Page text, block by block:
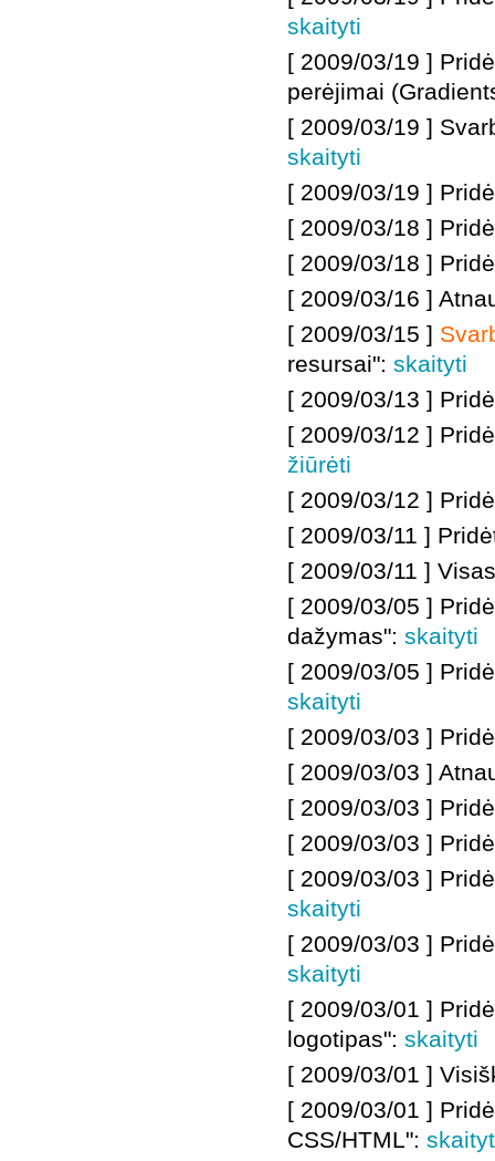
skaityti
[ 2009/03/19 ]
perėjimai
[ 2009/03/19 ]
skaityti
[ 2009/03/19 ]
[ 2009/03/18 ]
[ 2009/03/18 ]
[ 2009/03/16 ]
[ 2009/03/15 ]
resursai": skaityti
[ 2009/03/13 ]
[ 2009/03/12 ]
žiūrėti
[ 2009/03/12 ]
[ 2009/03/11 ]
[ 2009/03/11 ]
[ 2009/03/05 ]
dažymas": skaityti
[ 2009/03/05 ]
skaityti
[ 2009/03/03 ]
[ 2009/03/03 ]
[ 2009/03/03 ]
[ 2009/03/03 ]
[ 2009/03/03 ]
skaityti
[ 2009/03/03 ]
skaityti
[ 2009/03/01 ]
logotipas": skaityti
[ 2009/03/01 ]
[ 2009/03/01 ]
CSS/HTML":